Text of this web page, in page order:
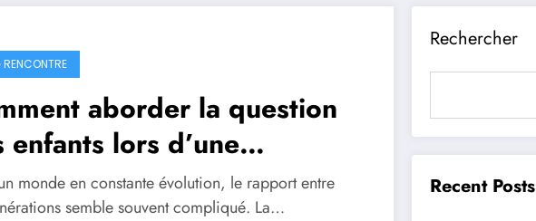
aborder la question
enfants lors d’une
?
monde en constante évolution, le rapport entre
semble souvent compliqué. La…
Rechercher
Recent Posts